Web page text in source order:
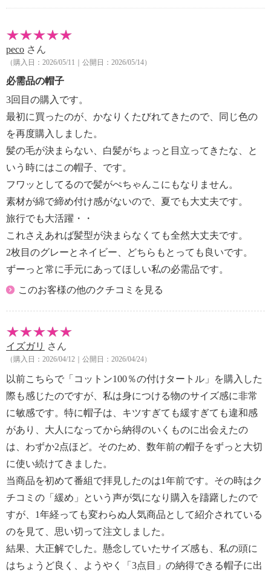
・アイロン仕上げ：不可
・ウエットクリーニング：可
【メンテナンス（ケアラベル）】
・引っかけ注意
・摩擦により毛玉が生じるおそれあり
・毛玉はハサミ等で取り除く
・洗濯による収縮の恐れあり
・形を整えて陰干しする
・洗濯機の手洗いモードの使用は避ける
【使用上の注意】
・火気に近づけない
【個体差あり】
・商品の特性上、色の出方が異なる
【原産国（地）】
・日本製
※「中材」は、一部「中わた」と記載しています
peco さん
（購入日：2026/05/11｜公開日：2026/05/14）
必需品の帽子
3回目の購入です。
最初に買ったのが、かなりくたびれてきたので、同じ色の
を再度購入しました。
髪の毛が決まらない、白髪がちょっと目立ってきたな、と
いう時にはこの帽子、です。
フワッとしてるので髪がぺちゃんこにもなりません。
素材が綿で締め付け感がないので、夏でも大丈夫です。
旅行でも大活躍・・
これさえあれば髪型が決まらなくても全然大丈夫です。
2枚目のグレーとネイビー、どちらもとっても良いです。
ずーっと常に手元にあってほしい私の必需品です。
このお客様の他のクチコミを見る
イズガリ さん
（購入日：2026/04/12｜公開日：2026/04/24）
以前こちらで「コットン100％の付けタートル」を購入した
際も感じたのですが、私は身につける物のサイズ感に非常
に敏感です。特に帽子は、キツすぎても緩すぎても違和感
があり、大人になってから納得のいくものに出会えたの
は、わずか2点ほど。そのため、数年前の帽子をずっと大切
に使い続けてきました。
当商品を初めて番組で拝見したのは1年前です。その時はク
チコミの「緩め」という声が気になり購入を躊躇したので
すが、1年経っても変わらぬ人気商品として紹介されている
のを見て、思い切って注文しました。
結果、大正解でした。懸念していたサイズ感も、私の頭に
はちょうど良く、ようやく「3点目」の納得できる帽子に出